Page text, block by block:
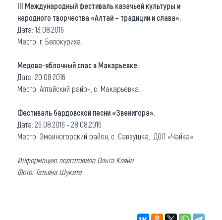
III Международный фестиваль казачьей культуры и
народного творчества «Алтай – традиции и слава».
Дата: 13.08.2016
Место: г. Белокуриха.
Медово-яблочный спас в Макарьевке.
Дата: 20.08.2016
Место: Алтайский район, с. Макарьевка.
Фестиваль бардовской песни «Звенигора».
Дата: 26.08.2016 - 28.08.2016
Место: Змеиногорский район, с. Саввушка, ДОЛ «Чайка».
Информацию подготовила Ольга Кляйн
Фото: Татьяна Шуките